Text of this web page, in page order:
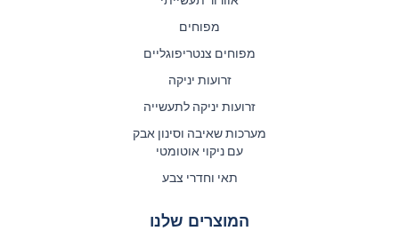
מפוחים
מפוחים צנטריפוגליים
זרועות יניקה
זרועות יניקה לתעשייה
מערכות שאיבה וסינון אבק
עם ניקוי אוטומטי
תאי וחדרי צבע
המוצרים שלנו